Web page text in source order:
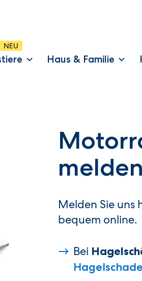
Haus & Familie
melden
Melden Sie uns
bequem online.
Bei